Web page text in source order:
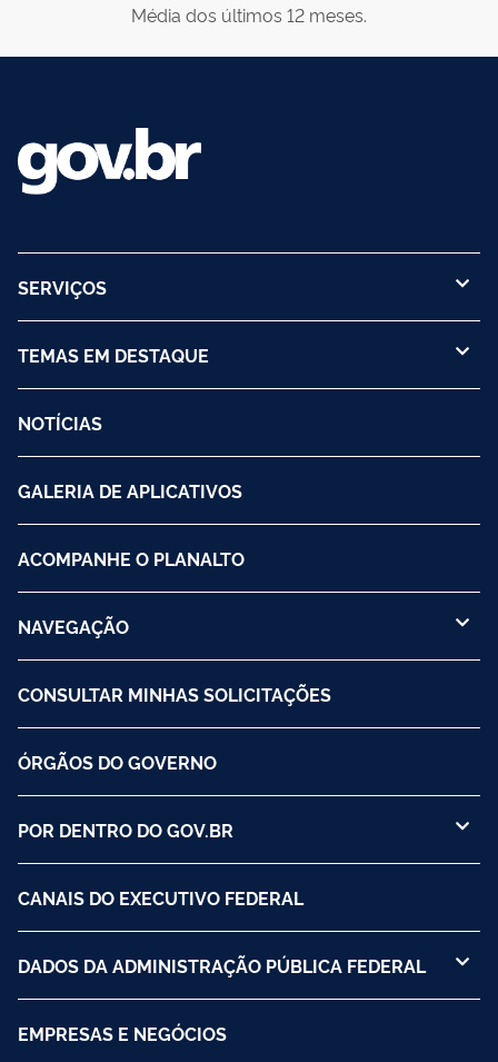
Média dos últimos 12 meses.
SERVIÇOS
TEMAS EM DESTAQUE
NOTÍCIAS
GALERIA DE APLICATIVOS
ACOMPANHE O PLANALTO
NAVEGAÇÃO
CONSULTAR MINHAS SOLICITAÇÕES
ÓRGÃOS DO GOVERNO
POR DENTRO DO GOV.BR
CANAIS DO EXECUTIVO FEDERAL
DADOS DA ADMINISTRAÇÃO PÚBLICA FEDERAL
EMPRESAS E NEGÓCIOS